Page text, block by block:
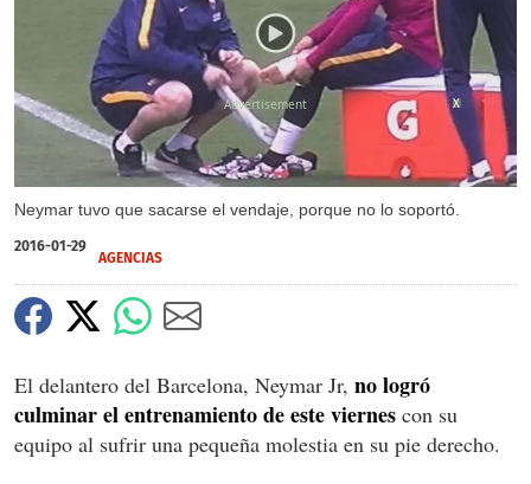
Neymar tuvo que sacarse el vendaje, porque no lo soportó.
X
2016-01-29
AGENCIAS
El delantero del Barcelona, Neymar Jr, no logró
culminar el entrenamiento de este viernes con su
equipo al sufrir una pequeña molestia en su pie derecho.